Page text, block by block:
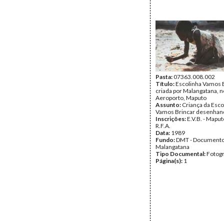
Pasta:07363.008.002
Título:Escolinha Vamos
criada por Malangatana,
Aeroporto, Maputo
Assunto: Criança da
Vamos Brincar
Inscrições:E.V.B. -
R.F.A.
Data: 1989
Fundo:DMT -
Malangatana
Tipo Documental:
Página(s): 1